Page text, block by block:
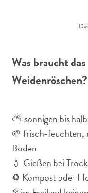
Was braucht
Weidenröschen?
⛅️ sonnigen bis
🌱 frisch-feuchten,
Boden
💧 Gießen bei
♻️ Kompost oder